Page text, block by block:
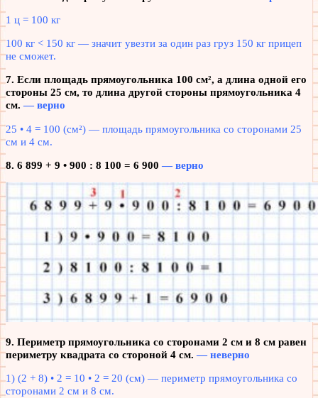
1 ц = 100 кг
100 кг < 150 кг — значит увезти за один раз груз 150 кг прицеп
не сможет.
7. Если площадь прямоугольника 100 см², а длина одной его
стороны 25 см, то длина другой стороны прямоугольника 4
см. — верно
25 • 4 = 100 (см²) — площадь прямоугольника со сторонами 25
см и 4 см.
8. 6 899 + 9 • 900 : 8 100 = 6 900 — верно
9. Периметр прямоугольника со сторонами 2 см и 8 см равен
периметру квадрата со стороной 4 см. — неверно
1) (2 + 8) • 2 = 10 • 2 = 20 (см) — периметр прямоугольника со
сторонами 2 см и 8 см.